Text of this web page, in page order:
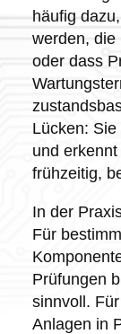
häufig
werden, die
oder dass
Lücken:
und
frühzeitig,
In der
Für
Prüfungen
sinnvoll.
Anlagen in